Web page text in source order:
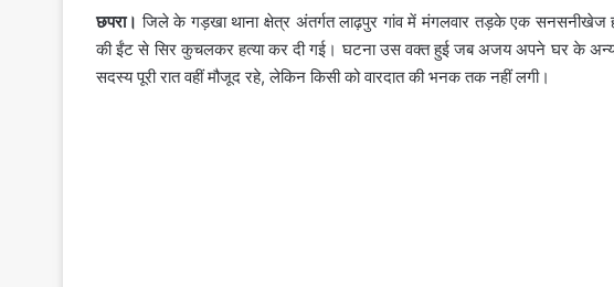
छपरा। जिले के गड़खा थाना क्षेत्र अंतर्गत लाढ़पुर गांव में मंगलवार तड़के एक सनसनीखेज
की ईंट से सिर कुचलकर हत्या कर दी गई। घटना उस वक्त हुई जब अजय अपने घर के अन्य
सदस्य पूरी रात वहीं मौजूद रहे, लेकिन किसी को वारदात की भनक तक नहीं लगी।